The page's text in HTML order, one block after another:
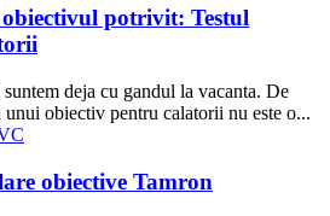
potrivit: Testul
deja cu gandul la vacanta. De
unui obiectiv pentru calatorii nu este o...
obiective Tamron